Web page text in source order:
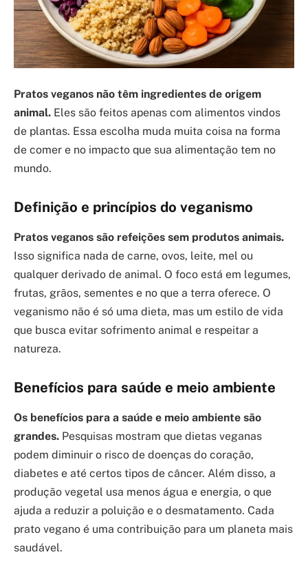
Pratos veganos não têm ingredientes de origem
animal. Eles são feitos apenas com alimentos vindos
de plantas. Essa escolha muda muita coisa na forma
de comer e no impacto que sua alimentação tem no
mundo.
Definição e princípios do veganismo
Pratos veganos são refeições sem produtos animais.
Isso significa nada de carne, ovos, leite, mel ou
qualquer derivado de animal. O foco está em legumes,
frutas, grãos, sementes e no que a terra oferece. O
veganismo não é só uma dieta, mas um estilo de vida
que busca evitar sofrimento animal e respeitar a
natureza.
Benefícios para saúde e meio ambiente
Os benefícios para a saúde e meio ambiente são
grandes. Pesquisas mostram que dietas veganas
podem diminuir o risco de doenças do coração,
diabetes e até certos tipos de câncer. Além disso, a
produção vegetal usa menos água e energia, o que
ajuda a reduzir a poluição e o desmatamento. Cada
prato vegano é uma contribuição para um planeta mais
saudável.